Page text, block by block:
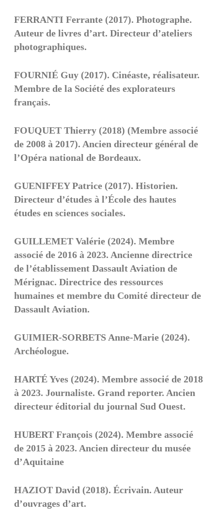
FERRANTI Ferrante (2017). Photographe.
Auteur de livres d’art. Directeur d’ateliers
photographiques.
FOURNIÉ Guy (2017). Cinéaste, réalisateur.
Membre de la Société des explorateurs
français.
FOUQUET Thierry (2018) (Membre associé
de 2008 à 2017). Ancien directeur général de
l’Opéra national de Bordeaux.
GUENIFFEY Patrice (2017). Historien.
Directeur d’études à l’École des hautes
études en sciences sociales.
GUILLEMET Valérie (2024). Membre
associé de 2016 à 2023. Ancienne directrice
de l’établissement Dassault Aviation de
Mérignac. Directrice des ressources
humaines et membre du Comité directeur de
Dassault Aviation.
GUIMIER-SORBETS Anne-Marie (2024).
Archéologue.
HARTÉ Yves (2024). Membre associé de 2018
à 2023. Journaliste. Grand reporter. Ancien
directeur éditorial du journal Sud Ouest.
HUBERT François (2024). Membre associé
de 2015 à 2023. Ancien directeur du musée
d’Aquitaine
HAZIOT David (2018). Écrivain. Auteur
d’ouvrages d’art.